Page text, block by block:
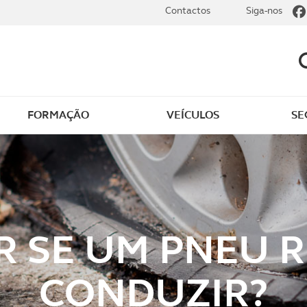
Clássicos
Notícias do clube
Golfe
Revista ACP Edição
impressa
FORMAÇÃO VEÍCULOS
Contactos Siga-nos
SE UM PNEU
CONDUZIR?